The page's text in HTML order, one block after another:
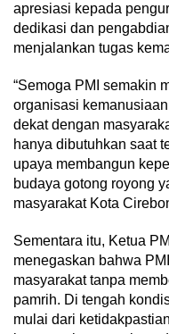
apresiasi kepada
dedikasi dan
menjalankan tugas
“Semoga PMI semakin
organisasi
dekat dengan
hanya dibutuhkan saat
upaya membangun
budaya gotong royong
masyarakat Kota
Sementara itu, Ketua
menegaskan bahwa
masyarakat tanpa
pamrih. Di tengah
mulai dari